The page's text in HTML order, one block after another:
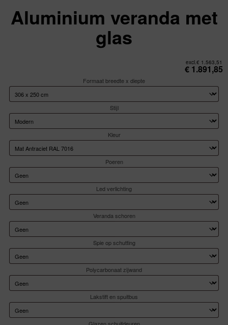
Aluminium veranda met
glas
excl.€ 1.563,51
€ 1.891,85
Formaat breedte x diepte
Stijl
Kleur
Poeren
Led verlichting
Veranda schoren
Spie op schutting
Polycarbonaat zijwand
Lakstift en spuitbus